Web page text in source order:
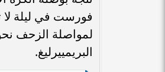
فورست في ليلة لا
لمواصلة الزحف
البريمييرليغ.